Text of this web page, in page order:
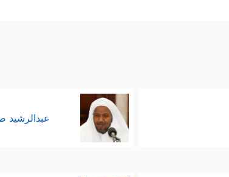
عبدالرشيد